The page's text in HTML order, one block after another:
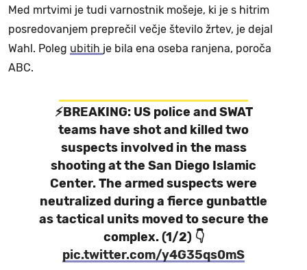
Med mrtvimi je tudi varnostnik mošeje, ki je s hitrim
posredovanjem preprečil večje število žrtev, je dejal
Wahl. Poleg ubitih je bila ena oseba ranjena, poroča
ABC.
⚡️BREAKING: US police and SWAT
teams have shot and killed two
suspects involved in the mass
shooting at the San Diego Islamic
Center. The armed suspects were
neutralized during a fierce gunbattle
as tactical units moved to secure the
complex. (1/2) 👇
pic.twitter.com/y4G35qs0mS